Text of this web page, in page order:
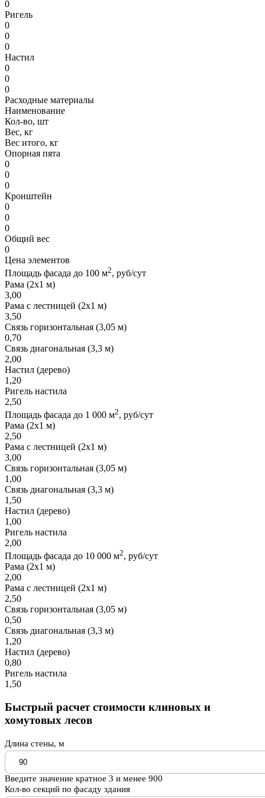
0
Ригель
0
0
0
Настил
0
0
0
Расходные материалы
Наименование
Кол-во, шт
Вес, кг
Вес итого, кг
Опорная пята
0
0
0
Кронштейн
0
0
0
Общий вес
0
Цена элементов
Площадь фасада до 100 м2, руб/сут
Рама (2х1 м)
3,00
Рама с лестницей (2х1 м)
3,50
Связь горизонтальная (3,05 м)
0,70
Связь диагональная (3,3 м)
2,00
Настил (дерево)
1,20
Ригель настила
2,50
Площадь фасада до 1 000 м2, руб/сут
Рама (2х1 м)
2,50
Рама с лестницей (2х1 м)
3,00
Связь горизонтальная (3,05 м)
1,00
Связь диагональная (3,3 м)
1,50
Настил (дерево)
1,00
Ригель настила
2,00
Площадь фасада до 10 000 м2, руб/сут
Рама (2х1 м)
2,00
Рама с лестницей (2х1 м)
2,50
Связь горизонтальная (3,05 м)
0,50
Связь диагональная (3,3 м)
1,20
Настил (дерево)
0,80
Ригель настила
1,50
Быстрый расчет стоимости клиновых и
хомутовых лесов
Длина стены, м
Введите значение кратное 3 и менее 900
Кол-во секций по фасаду здания